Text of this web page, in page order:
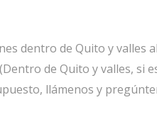
dentro de Quito y valles
de Quito y valles, si
llámenos y